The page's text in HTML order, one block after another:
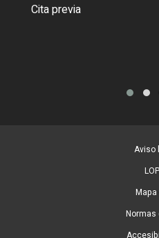
Cita previa
Aviso
Mapa
Normas